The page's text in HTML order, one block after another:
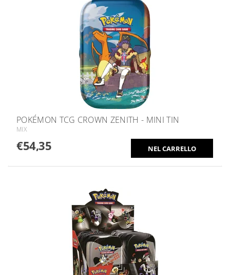
POKÉMON TCG CROWN ZENITH - MINI TIN
MIX
€54,35